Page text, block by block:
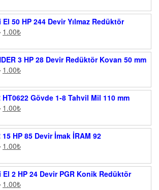
50 HP 244 Devir Yılmaz Redüktör
1.00₺
3 HP 28 Devir Redüktör Kovan 50 mm
1.00₺
HT0622 Gövde 1-8 Tahvil Mil 110 mm
1.00₺
15 HP 85 Devir İmak İRAM 92
1.00₺
2 HP 24 Devir PGR Konik Redüktör
1.00₺